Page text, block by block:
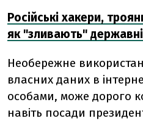
Російські хакери,
як "зливають"
Необережне
власних даних в
особами, може дорого
навіть посади